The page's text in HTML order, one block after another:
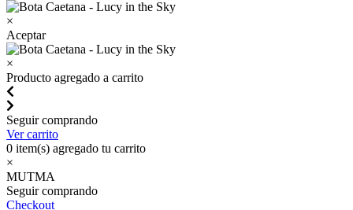
×
Aceptar
×
Producto agregado a carrito
Seguir comprando
Ver carrito
0 item(s) agregado tu carrito
×
MUTMA
Seguir comprando
Checkout